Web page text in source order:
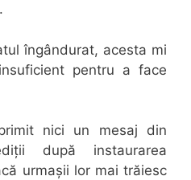
îngândurat, acesta mi
pentru a face
nici un mesaj din
după instaurarea
urmașii lor mai trăiesc